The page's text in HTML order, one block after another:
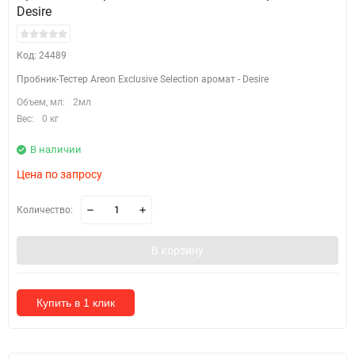
Desire
Код: 24489
Пробник-Тестер Areon Exclusive Selection аромат - Desire
Объем, мл:
2мл
Вес:
0 кг
В наличии
Цена по запросу
Количество:
В корзину
Купить в 1 клик